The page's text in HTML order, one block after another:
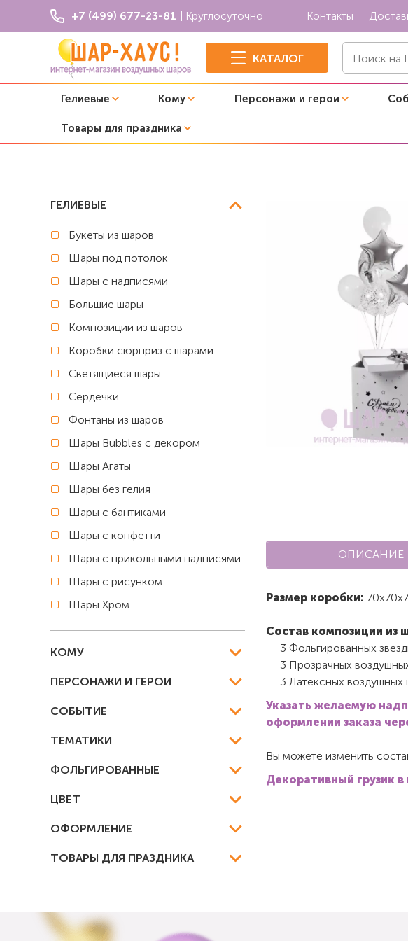
+7 (499) 677-23-81 | Круглосуточно Контакты
КАТАЛОГ
Гелиевые Кому Персонажи и герои
Товары для праздника
Коробки сюрприз с шарами
ГЕЛИЕВЫЕ
Букеты из шаров
Шары под потолок
Шары с надписями
Большие шары
Композиции из шаров
Коробки сюрприз с шарами
Светящиеся шары
Сердечки
Фонтаны из шаров
Шары Bubbles с декором
Шары Агаты
Шары без гелия
Шары с бантиками
Шары с конфетти
Шары с прикольными надписями
Шары с рисунком
Шары Хром
КОМУ
ПЕРСОНАЖИ И ГЕРОИ
СОБЫТИЕ
ТЕМАТИКИ
ФОЛЬГИРОВАННЫЕ
ЦВЕТ
ОФОРМЛЕНИЕ
ТОВАРЫ ДЛЯ ПРАЗДНИКА
ОПИСАНИЕ
Размер коробки:
Состав композиции из
3 Фольгированных
3 Прозрачных
3 Латексных воздушных
Указать желаемую
оформлении заказа
Вы можете изменить
Декоративный грузик